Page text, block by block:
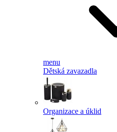
menu
Dětská zavazadla
Organizace a úklid